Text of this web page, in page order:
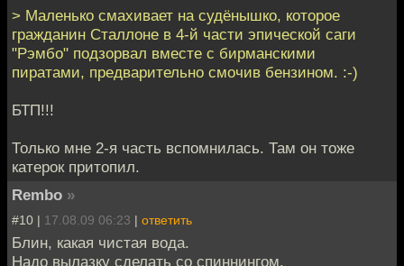
> Маленько смахивает на судёнышко, которое
гражданин Сталлоне в 4-й части эпической саги
"Рэмбо" подзорвал вместе с бирманскими
пиратами, предварительно смочив бензином. :-)
БТП!!!
Только мне 2-я часть вспомнилась. Там он тоже
катерок притопил.
Rembo »
#10 | 17.08.09 06:23 | ответить
Блин, какая чистая вода.
Надо вылазку сделать со спиннингом.